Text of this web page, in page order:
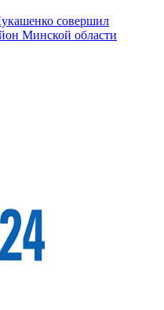
совершил
Минской области